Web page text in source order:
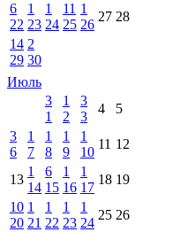
6
22
1
23
1
24
11
25
1
26
27 28
14
29
2
30
Июль
3
1
1
2
3
3
4
5
3
6
1
7
1
8
1
9
1
10
11 12
13
1
14
6
15
1
16
1
17
18 19
10
20
1
21
1
22
1
23
1
24
25 26